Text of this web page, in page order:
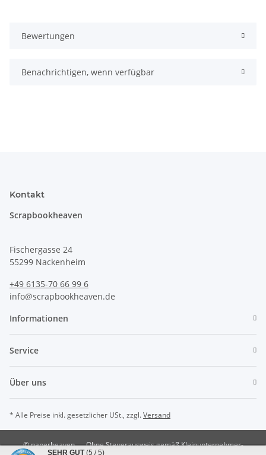
Bewertungen
Benachrichtigen, wenn verfügbar
Kontakt
Scrapbookheaven
Fischergasse 24
55299 Nackenheim
+49 6135-70 66 99 6
info@scrapbookheaven.de
Informationen
Service
Über uns
* Alle Preise inkl. gesetzlicher USt., zzgl.Versand
© paperheaven
Ohne Steuerausweis gemäß Kleinunternehmer-
SEHR GUT (5 / 5)